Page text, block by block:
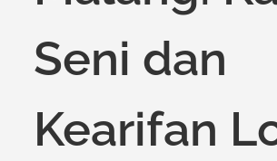
Seni dan
Kearifan